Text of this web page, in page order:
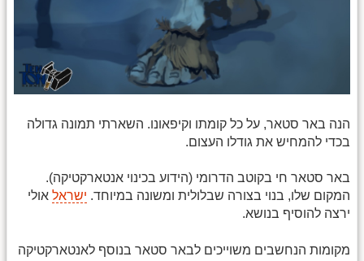
הנה באר סטאר, על כל קומתו וקיפאונו. השארתי תמונה גדולה
בכדי להמחיש את גודלו העצום.
באר סטאר חי בקוטב הדרומי (הידוע בכינוי אנטארקטיקה).
המקום שלו, בנוי בצורה שבלולית ומשונה במיוחד. ישראל אולי
ירצה להוסיף בנושא.
מקומות הנחשבים משוייכים לבאר סטאר בנוסף לאנטארקטיקה